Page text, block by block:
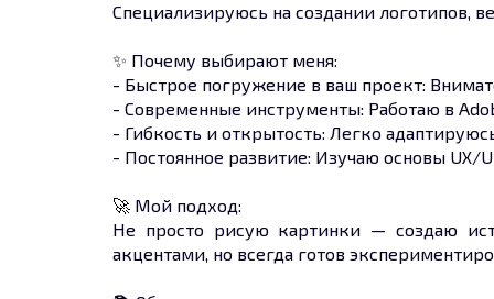
Специализируюсь на создании логотипов,
✨ Почему выбирают меня:
- Быстрое погружение в ваш проект:
- Современные инструменты: Работаю в
- Гибкость и открытость: Легко
- Постоянное развитие: Изучаю основы
🚀 Мой подход:
Не просто рисую картинки — создаю
акцентами, но всегда готов